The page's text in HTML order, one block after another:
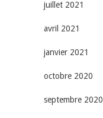
juillet 2021
avril 2021
janvier 2021
octobre 2020
septembre 2020